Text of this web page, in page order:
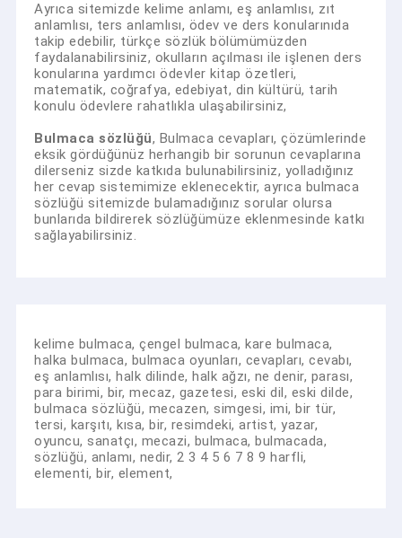
Ayrıca sitemizde kelime anlamı, eş anlamlısı, zıt
anlamlısı, ters anlamlısı, ödev ve ders konularınıda
takip edebilir, türkçe sözlük bölümümüzden
faydalanabilirsiniz, okulların açılması ile işlenen ders
konularına yardımcı ödevler kitap özetleri,
matematik, coğrafya, edebiyat, din kültürü, tarih
konulu ödevlere rahatlıkla ulaşabilirsiniz,
Bulmaca sözlüğü, Bulmaca cevapları, çözümlerinde
eksik gördüğünüz herhangib bir sorunun cevaplarına
dilerseniz sizde katkıda bulunabilirsiniz, yolladığınız
her cevap sistemimize eklenecektir, ayrıca bulmaca
sözlüğü sitemizde bulamadığınız sorular olursa
bunlarıda bildirerek sözlüğümüze eklenmesinde katkı
sağlayabilirsiniz.
kelime bulmaca, çengel bulmaca, kare bulmaca,
halka bulmaca, bulmaca oyunları, cevapları, cevabı,
eş anlamlısı, halk dilinde, halk ağzı, ne denir, parası,
para birimi, bir, mecaz, gazetesi, eski dil, eski dilde,
bulmaca sözlüğü, mecazen, simgesi, imi, bir tür,
tersi, karşıtı, kısa, bir, resimdeki, artist, yazar,
oyuncu, sanatçı, mecazi, bulmaca, bulmacada,
sözlüğü, anlamı, nedir, 2 3 4 5 6 7 8 9 harfli,
elementi, bir, element,